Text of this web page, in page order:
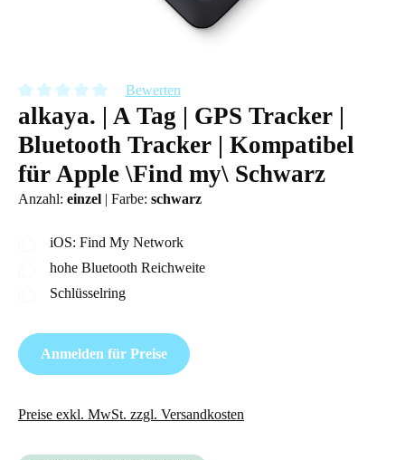
Durchschnittliche Bewertung von 0 von 5 Sternen
Bewerten
alkaya. | A Tag | GPS Tracker |
Bluetooth Tracker | Kompatibel
für Apple \Find my\ Schwarz
Anzahl: einzel | Farbe: schwarz
iOS: Find My Network
hohe Bluetooth Reichweite
Schlüsselring
Anmelden für Preise
Preise exkl. MwSt. zzgl. Versandkosten